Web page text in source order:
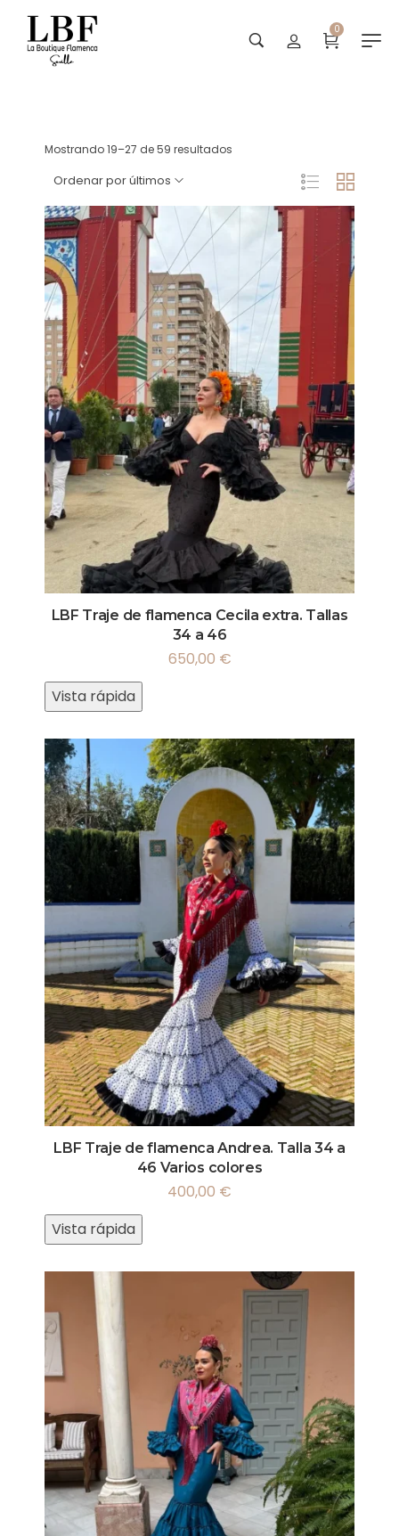
0
Mostrando 19–27 de 59 resultados
Ordenar por últimos
LBF Traje de flamenca Cecila extra. Tallas
34 a 46
650,00 €
Vista rápida
LBF Traje de flamenca Andrea. Talla 34 a
46 Varios colores
400,00 €
Vista rápida